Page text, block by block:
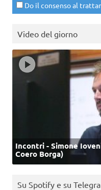
Do il consenso al
Video del giorno
Incontri - Simone
Coero Borga)
Su Spotify e su